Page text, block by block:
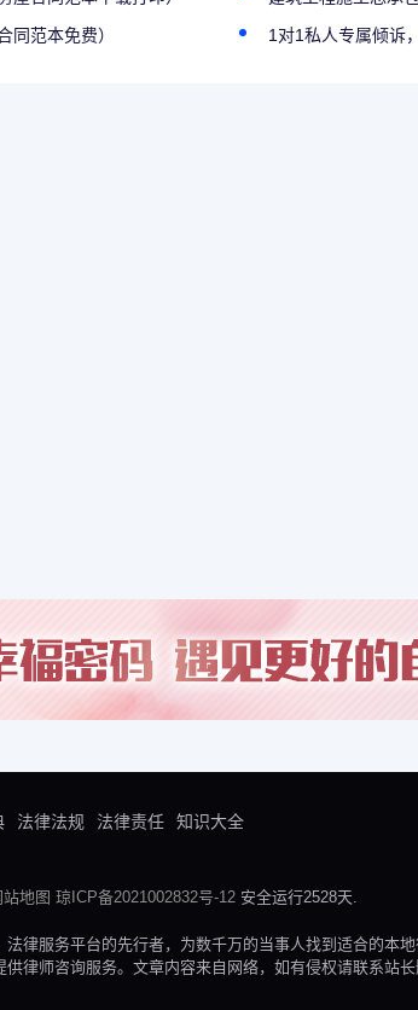
同范本免费）
1对1私人专属倾诉
法律法规 法律责任 知识大全
站地图 琼ICP备2021002832号-12 安全运行2528天.
律服务平台的先行者，为数千万的当事人找到适合的本
律师咨询服务。文章内容来自网络，如有侵权请联系站